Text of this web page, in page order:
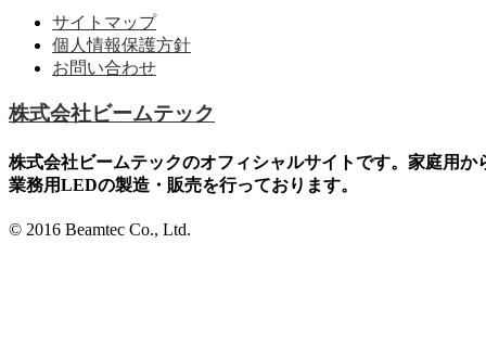
サイトマップ
個人情報保護方針
お問い合わせ
株式会社ビームテック
株式会社ビームテックのオフィシャルサイトです。家庭用か
業務用LEDの製造・販売を行っております。
© 2016 Beamtec Co., Ltd.